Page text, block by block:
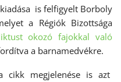
is felfigyelt Borboly
a Régiók Bizottsága
okozó fajokkal való
a barnamedvékre.
cikk megjelenése is azt